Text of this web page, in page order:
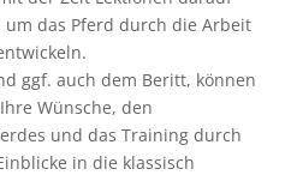
das Pferd durch die Arbeit
ggf. auch dem Beritt, können
Wünsche, den
und das Training durch
in die klassisch